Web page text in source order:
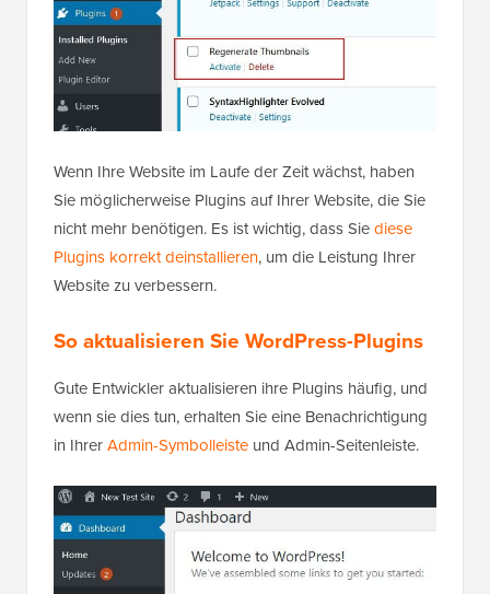
Wenn Ihre Website im Laufe der Zeit wächst, haben
Sie möglicherweise Plugins auf Ihrer Website, die Sie
nicht mehr benötigen. Es ist wichtig, dass Siediese
Plugins korrekt deinstallieren, um die Leistung Ihrer
Website zu verbessern.
So aktualisieren Sie WordPress-Plugins
Gute Entwickler aktualisieren ihre Plugins häufig, und
wenn sie dies tun, erhalten Sie eine Benachrichtigung
in IhrerAdmin-Symbolleiste und Admin-Seitenleiste.